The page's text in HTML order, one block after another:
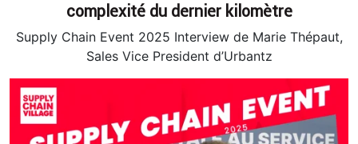
complexité du dernier kilomètre
Supply Chain Event 2025 Interview de Marie Thépaut,
Sales Vice President d’Urbantz